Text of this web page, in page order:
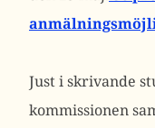
Just i skrivande
kommissionen